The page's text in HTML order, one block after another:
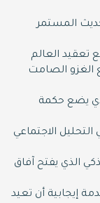
المستمر
تعقيد العالم
الغزو الصامت
يضع حكمة
الاجتماعي
الذي يفتح آفاق
إيجابية أن تعيد